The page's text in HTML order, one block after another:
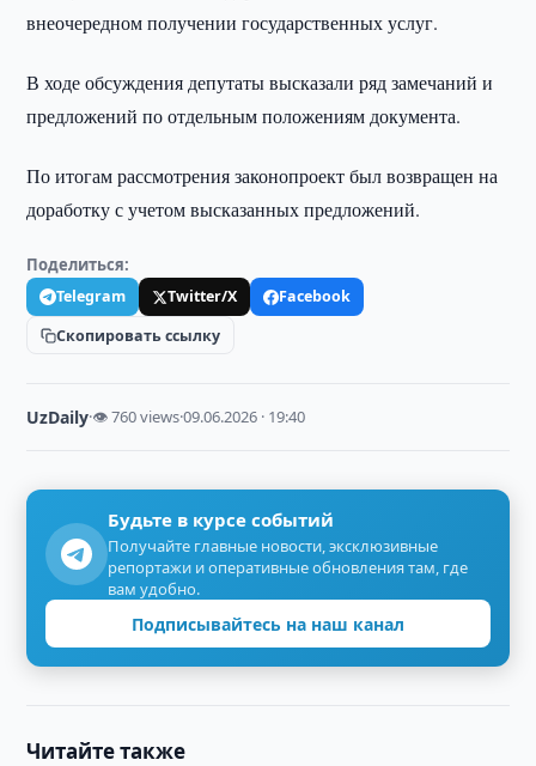
внеочередном получении государственных услуг.
В ходе обсуждения депутаты высказали ряд замечаний и
предложений по отдельным положениям документа.
По итогам рассмотрения законопроект был возвращен на
доработку с учетом высказанных предложений.
Поделиться:
Telegram Twitter/X
Facebook
Скопировать ссылку
UzDaily·👁 760 views·09.06.2026 · 19:40
Будьте в курсе событий
Получайте главные новости, эксклюзивные
репортажи и оперативные обновления там, где
вам удобно.
Подписывайтесь на наш канал
Читайте также